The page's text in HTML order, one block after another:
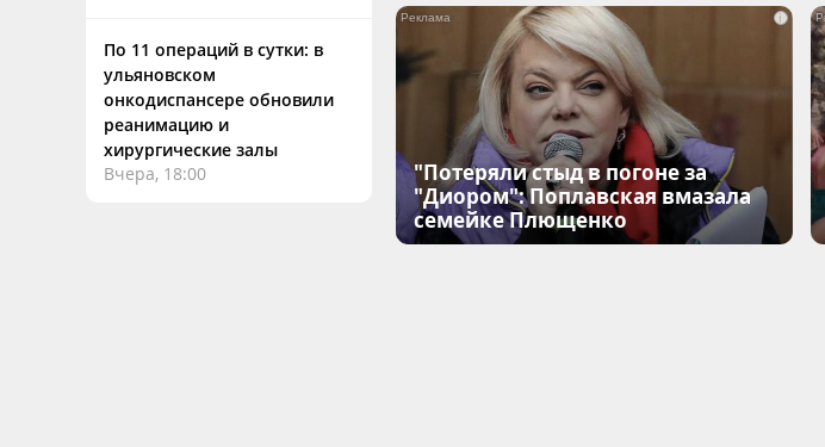
По 11 операций в сутки: в
ульяновском
онкодиспансере обновили
реанимацию и
хирургические залы
Вчера, 18:00
i
"Потеряли стыд в погоне за
"Диором": Поплавская вмазала
семейке Плющенко